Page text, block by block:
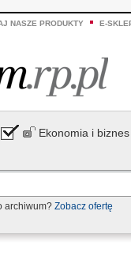
NASZE PRODUKTY E-
Ekonomia i biznes
archiwum? Zobacz ofertę